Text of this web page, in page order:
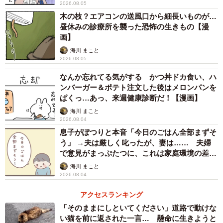
親世代から見ればホワイト企業にしか見えないけ
れど……
土日祝日はしっかり休み、ボーナスも平均以上で、同僚や
上司も優しいと言ってたのになぜ？と聞いてみると、驚き
の答えが返ってきました。
「研修が終わって、部署に配属されてから、自分が成長し
ている感じがしない。先輩を見ていても、やりがいをもっ
て仕事をしてる感じがないし、AIがどんどん発展していく
のにIT業界って将来不安じゃない？」
「入社して数年なんて、まだまだ雑用で仕事を覚える時期
で成長を感じられるような華々しい仕事なんてどの会社に
入っても担当させてもらえないのは当たり前」と言って夫
と説得を試みたそうですが、それならスタートアップも視
野に入れるとあっさり退職届を出して転職活動中とのこ
2026.08.05
木の枝？エアコンの送風口から細長いものが…
昼休みの診療所を襲った恐怖の生きもの【漫
画】
海川 まこと
2026.08.05
なんか忘れてる気がする かつ丼ドカ食い、ハ
ンバーガー＆ポテト注文した後はメロンパンを
ぱくっ…あっ、来週健康診断だ！【漫画】
海川 まこと
2026.08.04
息子がぽつりと本音「今日のごはん全部まずそ
う」 →夫は厳しく叱ったが、妻は…… 夫婦
で意見がまっぷたつに、これは家庭環境の差？
【漫画】
海川 まこと
2026.08.04
アクセスランキング
「そのままにしといてください」道路で動けな
い猫を前に返された一言… 懸命に生きようと